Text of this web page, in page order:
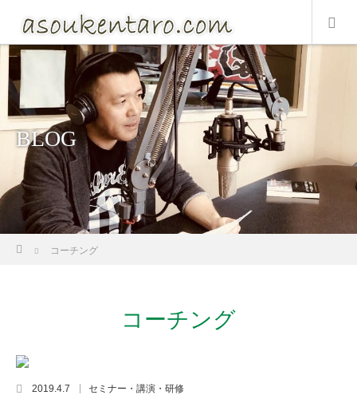
BLOG
コーチング
コーチング
2019.4.7 セミナー・講演・研修